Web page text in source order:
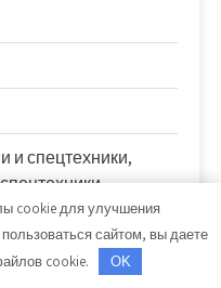
и спецтехники,
Служба
cookie для улучшения
сайтом, вы даете
cookie.
OK